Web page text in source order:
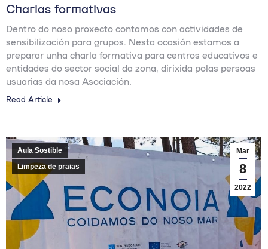
Charlas formativas
Dentro do noso proxecto contamos con actividades de
sensibilización para grupos. Nesta ocasión estamos a
preparar unha charla formativa para centros educativos e
entidades do sector social da zona, dirixida polas persoas
usuarias da nosa Asociación.
Read Article
Mar
8
2022
Aula Sostible
Limpeza de praias